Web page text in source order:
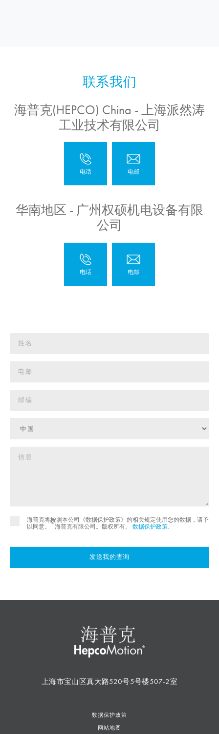
海普克(HEPCO) China - 上海派然涛
工业技术有限公司
华南地区 - 广州权硕机电设备有限
公司
海普克将按照本公司《数据保护政策》的相关规定使用您的数据，请予
以同意。
©
海普克有限公司。版权所有。 数据保护政策.
发送我的查询
上海市宝山区真大路520号5号楼507-2室
数据保护政策
网站地图